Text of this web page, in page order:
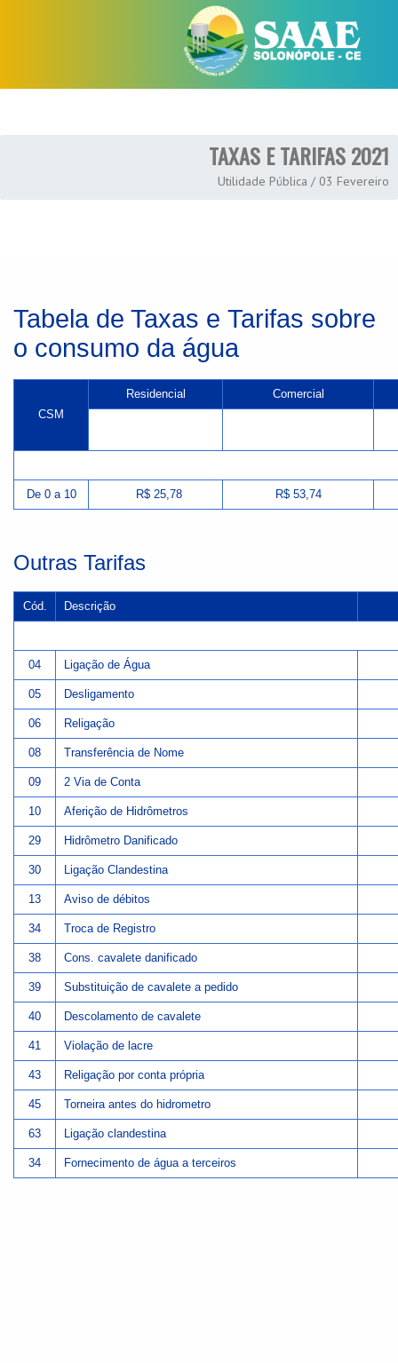
TAXAS E TARIFAS 2021
Utilidade Pública / 03 Fevereiro
Tabela de Taxas e Tarifas sobre
o consumo da água
CSM
Residencial Comercial
De 0 a 10 R$ 25,78 R$ 53,74
Outras Tarifas
Cód. Descrição
04 Ligação de Água
05 Desligamento
06 Religação
08 Transferência de Nome
09 2 Via de Conta
10 Aferição de Hidrômetros
29 Hidrômetro Danificado
30 Ligação Clandestina
13 Aviso dedébitos
34 Troca de Registro
38 Cons. cavalete danificado
39 Substituição de cavalete a pedido
40 Descolamento de cavalete
41 Violação de lacre
43 Religação por contaprópria
45 Torneira antes do hidrometro
63 Ligação clandestina
34 Fornecimento de águaa terceiros